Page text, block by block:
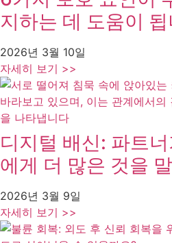
지하는 데 도움이
2026년 3월 10일
자세히 보기 >>
디지털 배신: 파트
에게 더 많은 것을
2026년 3월 9일
자세히 보기 >>